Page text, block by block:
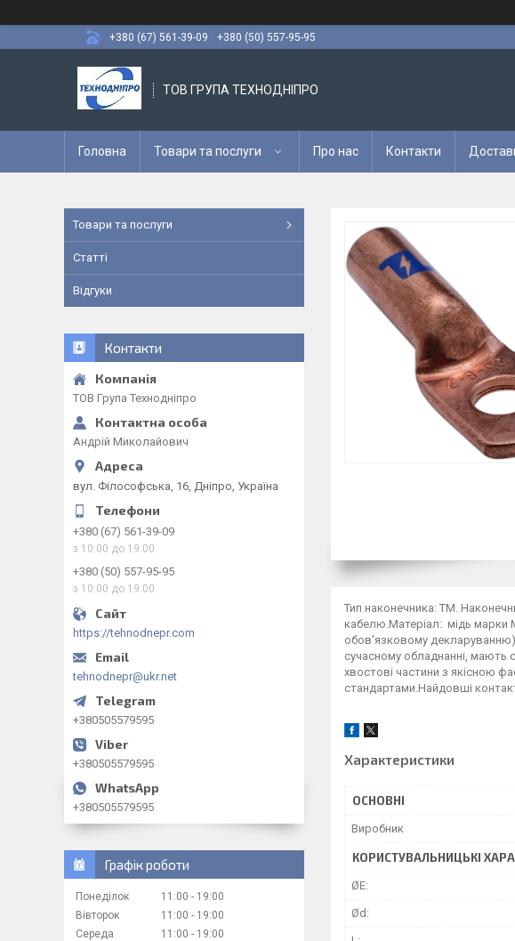
+380 (67) 561-39-09
+380 (50) 557-95-95
ТОВ ГРУПА ТЕХНОДНІПРО
Головна Товари та послуги Про нас Контакти
Тип наконечника: ТМ.
кабелю.Матеріал: мідь марки
обов'язковому
сучасному обладнанні, мають
хвостові частини з якісною
стандартами.Найдовші
Характеристики
ОСНОВНІ
Виробник
КОРИСТУВАЛЬНИЦЬКІ
ØE:
Ød:
Товари та послуги
Статті
Відгуки
Контакти
ТОВ Група Технодніпро
Андрій Миколайович
вул. Філософська, 16, Дніпро, Україна
+380 (67) 561-39-09
з 10:00 до 19:00
+380 (50) 557-95-95
з 10:00 до 19:00
https://tehnodnepr.com
tehnodnepr@ukr.net
+380505579595
+380505579595
+380505579595
Графік роботи
Понеділок 11:00
19:00
Вівторок
11:00
19:00
Середа
11:00
19:00